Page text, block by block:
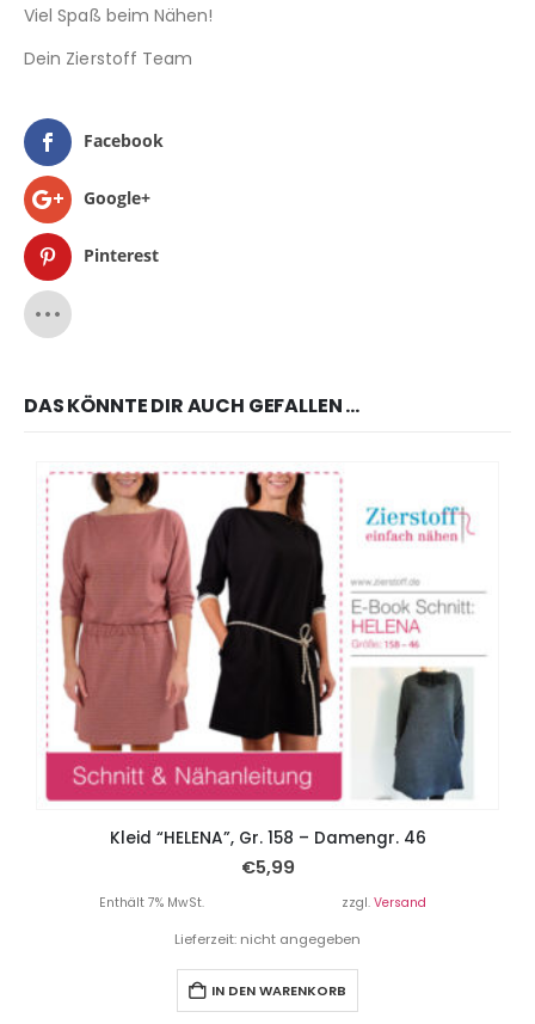
Viel Spaß beim Nähen!
Dein Zierstoff Team
Facebook
Google+
Pinterest
DAS KÖNNTE DIR AUCH GEFALLEN …
Kleid “HELENA”, Gr. 158 – Damengr. 46
€5,99
Enthält 7% MwSt. zzgl. Versand
Lieferzeit: nicht angegeben
IN DEN WARENKORB